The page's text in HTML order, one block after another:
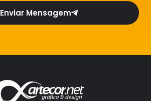
Enviar Mensagem